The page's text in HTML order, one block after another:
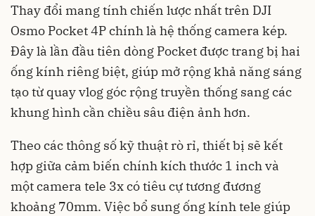
Thay đổi mang tính chiến lược nhất trên DJI
Osmo Pocket 4P chính là hệ thống camera kép.
Đây là lần đầu tiên dòng Pocket được trang bị hai
ống kính riêng biệt, giúp mở rộng khả năng sáng
tạo từ quay vlog góc rộng truyền thống sang các
khung hình cần chiều sâu điện ảnh hơn.
Theo các thông số kỹ thuật rò rỉ, thiết bị sẽ kết
hợp giữa cảm biến chính kích thước 1 inch và
một camera tele 3x có tiêu cự tương đương
khoảng 70mm. Việc bổ sung ống kính tele giúp